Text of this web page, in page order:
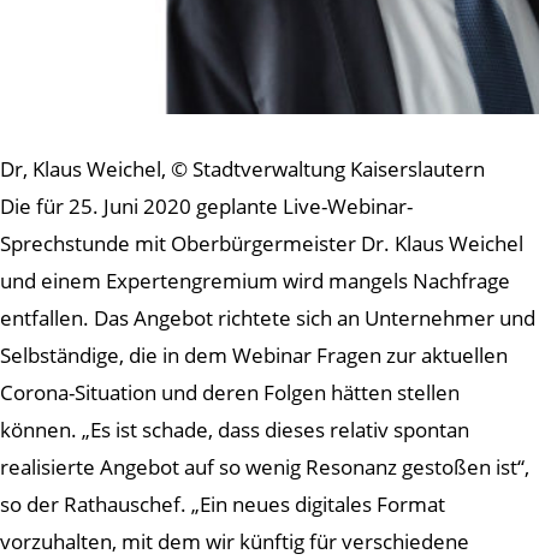
Dr, Klaus Weichel, © Stadtverwaltung Kaiserslautern
Die für 25. Juni 2020 geplante Live-Webinar-
Sprechstunde mit Oberbürgermeister Dr. Klaus Weichel
und einem Expertengremium wird mangels Nachfrage
entfallen. Das Angebot richtete sich an Unternehmer und
Selbständige, die in dem Webinar Fragen zur aktuellen
Corona-Situation und deren Folgen hätten stellen
können. „Es ist schade, dass dieses relativ spontan
realisierte Angebot auf so wenig Resonanz gestoßen ist“,
so der Rathauschef. „Ein neues digitales Format
vorzuhalten, mit dem wir künftig für verschiedene